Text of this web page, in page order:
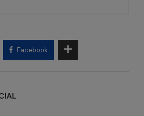
Facebook